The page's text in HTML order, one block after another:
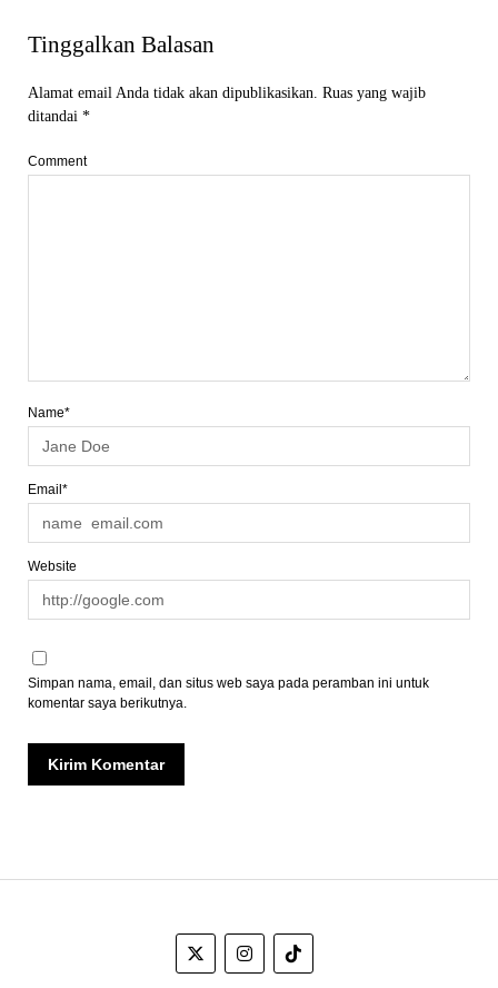
Tinggalkan Balasan
Alamat email Anda tidak akan dipublikasikan. Ruas yang wajib
ditandai *
Comment
Name*
Email*
Website
Simpan nama, email, dan situs web saya pada peramban ini untuk
komentar saya berikutnya.